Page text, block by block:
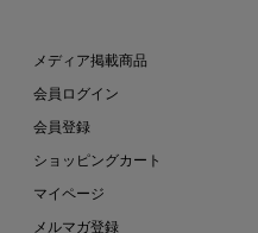
メディア掲載商品
会員ログイン
会員登録
ショッピングカート
マイページ
メルマガ登録